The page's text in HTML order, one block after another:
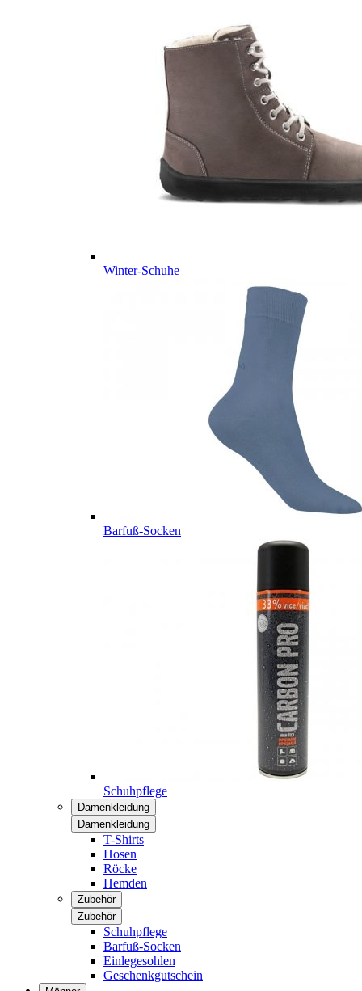
Winter-Schuhe
Barfuß-Socken
Schuhpflege
Damenkleidung
Damenkleidung
T-Shirts
Hosen
Röcke
Hemden
Zubehör
Zubehör
Schuhpflege
Barfuß-Socken
Einlegesohlen
Geschenkgutschein